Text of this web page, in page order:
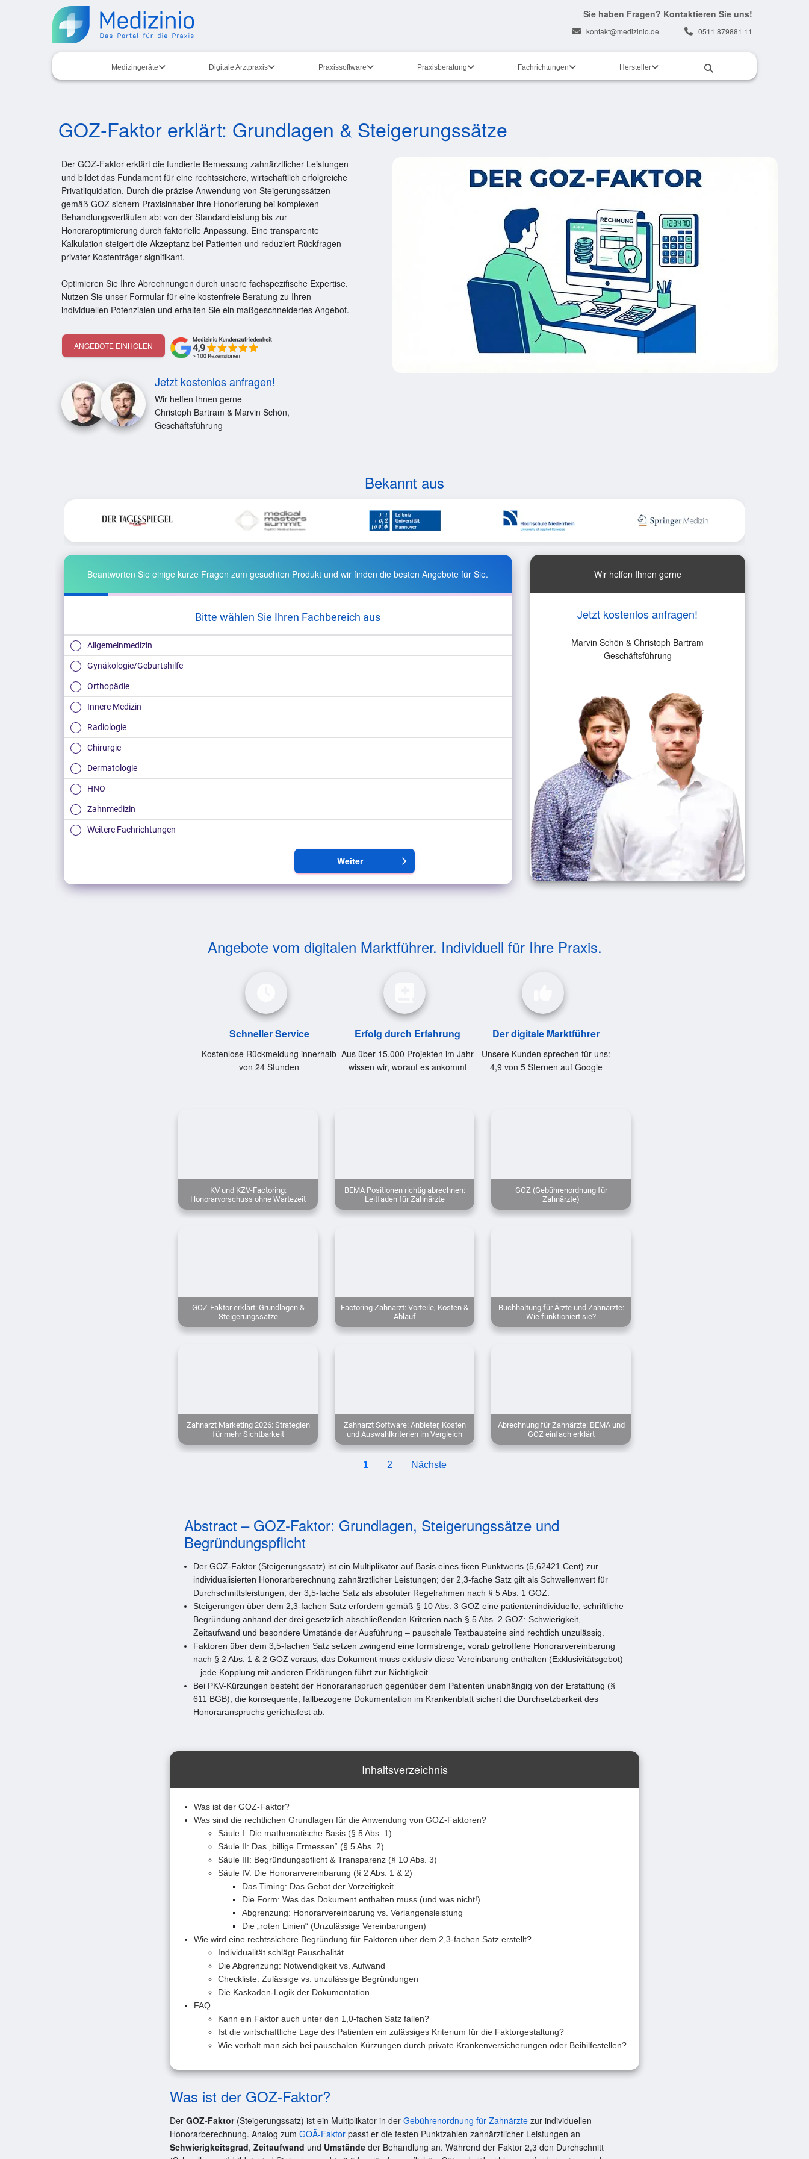
Sie haben Fragen? Kontaktieren Sie uns!
kontakt@medizinio.de 0511 879881 11
Medizingeräte Digitale Arztpraxis Praxissoftware Praxisberatung Fachrichtungen Hersteller
GOZ-Faktor erklärt: Grundlagen & Steigerungssätze
Der GOZ-Faktor erklärt die fundierte Bemessung zahnärztlicher Leistungen
und bildet das Fundament für eine rechtssichere, wirtschaftlich erfolgreiche
Privatliquidation. Durch die präzise Anwendung von Steigerungssätzen
gemäß GOZ sichern Praxisinhaber ihre Honorierung bei komplexen
Behandlungsverläufen ab: von der Standardleistung bis zur
Honoraroptimierung durch faktorielle Anpassung. Eine transparente
Kalkulation steigert die Akzeptanz bei Patienten und reduziert Rückfragen
privater Kostenträger signifikant.
Optimieren Sie Ihre Abrechnungen durch unsere fachspezifische Expertise.
Nutzen Sie unser Formular für eine kostenfreie Beratung zu Ihren
individuellen Potenzialen und erhalten Sie ein maßgeschneidertes Angebot.
ANGEBOTE EINHOLEN
Jetzt kostenlos anfragen!
Wir helfen Ihnen gerne
Christoph Bartram & Marvin Schön,
Geschäftsführung
Bekannt aus
Beantworten Sie einige kurze Fragen zum gesuchten Produkt und wir finden die besten Angebote für Sie.
Bitte wählen Sie Ihren Fachbereich aus
Allgemeinmedizin
Gynäkologie/Geburtshilfe
Orthopädie
Innere Medizin
Radiologie
Chirurgie
Dermatologie
HNO
Zahnmedizin
Weitere Fachrichtungen
Weiter arrow_forward_ios
Wir helfen Ihnen gerne
Jetzt kostenlos anfragen!
Marvin Schön & Christoph Bartram
Geschäftsführung
Angebote vom digitalen Marktführer. Individuell für Ihre Praxis.
Schneller Service
Kostenlose Rückmeldung innerhalb
von 24 Stunden
Erfolg durch Erfahrung
Aus über 15.000 Projekten im Jahr
wissen wir, worauf es ankommt
Der digitale Marktführer
Unsere Kunden sprechen für uns:
4,9 von 5 Sternen auf Google
KV und KZV-Factoring:
Honorarvorschuss ohne Wartezeit
BEMA Positionen richtig abrechnen:
Leitfaden für Zahnärzte
GOZ (Gebührenordnung für
Zahnärzte)
GOZ-Faktor erklärt: Grundlagen &
Steigerungssätze
Factoring Zahnarzt: Vorteile, Kosten &
Ablauf
Buchhaltung für Ärzte und Zahnärzte:
Wie funktioniert sie?
Zahnarzt Marketing 2026: Strategien
für mehr Sichtbarkeit
Zahnarzt Software: Anbieter, Kosten
und Auswahlkriterien im Vergleich
Abrechnung für Zahnärzte: BEMA und
GOZ einfach erklärt
1 2 Nächste
Abstract – GOZ-Faktor: Grundlagen, Steigerungssätze und
Begründungspflicht
Der GOZ-Faktor (Steigerungssatz) ist ein Multiplikator auf Basis eines fixen Punktwerts (5,62421 Cent) zur
individualisierten Honorarberechnung zahnärztlicher Leistungen; der 2,3-fache Satz gilt als Schwellenwert für
Durchschnittsleistungen, der 3,5-fache Satz als absoluter Regelrahmen nach § 5 Abs. 1 GOZ.
Steigerungen über dem 2,3-fachen Satz erfordern gemäß § 10 Abs. 3 GOZ eine patientenindividuelle, schriftliche
Begründung anhand der drei gesetzlich abschließenden Kriterien nach § 5 Abs. 2 GOZ: Schwierigkeit,
Zeitaufwand und besondere Umstände der Ausführung – pauschale Textbausteine sind rechtlich unzulässig.
Faktoren über dem 3,5-fachen Satz setzen zwingend eine formstrenge, vorab getroffene Honorarvereinbarung
nach § 2 Abs. 1 & 2 GOZ voraus; das Dokument muss exklusiv diese Vereinbarung enthalten (Exklusivitätsgebot)
– jede Kopplung mit anderen Erklärungen führt zur Nichtigkeit.
Bei PKV-Kürzungen besteht der Honoraranspruch gegenüber dem Patienten unabhängig von der Erstattung (§
611 BGB); die konsequente, fallbezogene Dokumentation im Krankenblatt sichert die Durchsetzbarkeit des
Honoraranspruchs gerichtsfest ab.
Inhaltsverzeichnis
Was ist der GOZ-Faktor?
Was sind die rechtlichen Grundlagen für die Anwendung von GOZ-Faktoren?
Säule I: Die mathematische Basis (§ 5 Abs. 1)
Säule II: Das „billige Ermessen“ (§ 5 Abs. 2)
Säule III: Begründungspflicht & Transparenz (§ 10 Abs. 3)
Säule IV: Die Honorarvereinbarung (§ 2 Abs. 1 & 2)
Das Timing: Das Gebot der Vorzeitigkeit
Die Form: Was das Dokument enthalten muss (und was nicht!)
Abgrenzung: Honorarvereinbarung vs. Verlangensleistung
Die „roten Linien“ (Unzulässige Vereinbarungen)
Wie wird eine rechtssichere Begründung für Faktoren über dem 2,3-fachen Satz erstellt?
Individualität schlägt Pauschalität
Die Abgrenzung: Notwendigkeit vs. Aufwand
Checkliste: Zulässige vs. unzulässige Begründungen
Die Kaskaden-Logik der Dokumentation
FAQ
Kann ein Faktor auch unter den 1,0-fachen Satz fallen?
Ist die wirtschaftliche Lage des Patienten ein zulässiges Kriterium für die Faktorgestaltung?
Wie verhält man sich bei pauschalen Kürzungen durch private Krankenversicherungen oder Beihilfestellen?
Was ist der GOZ-Faktor?
Der GOZ-Faktor(Steigerungssatz) ist ein Multiplikator in der Gebührenordnung für Zahnärzte zur individuellen
Honorarberechnung. Analog zum GOÄ-Faktor passt er die festen Punktzahlen zahnärztlicher Leistungen an
Schwierigkeitsgrad, Zeitaufwand und Umstände der Behandlung an. Während der Faktor 2,3 den Durchschnitt